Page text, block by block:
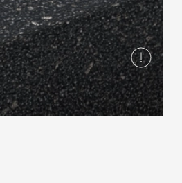
Калькулятор
Цены